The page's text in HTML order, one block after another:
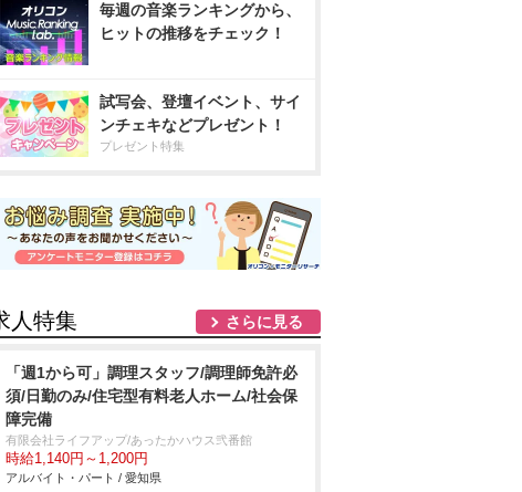
毎週の音楽ランキングから、
ヒットの推移をチェック！
試写会、登壇イベント、サイ
ンチェキなどプレゼント！
プレゼント特集
人特集 さらに見る
「週1から可」調理スタッフ/調理師免許必
須/日勤のみ/住宅型有料老人ホーム/社会保
障完備
有限会社ライフアップ/あったかハウス弐番館
時給1,140円～1,200円
アルバイト・パート / 愛知県